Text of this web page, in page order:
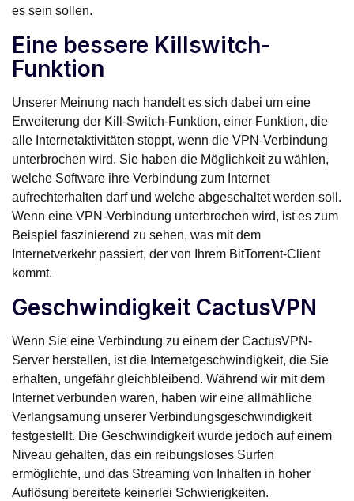
es sein sollen.
Eine bessere Killswitch-
Funktion
Unserer Meinung nach handelt es sich dabei um eine
Erweiterung der Kill-Switch-Funktion, einer Funktion, die
alle Internetaktivitäten stoppt, wenn die VPN-Verbindung
unterbrochen wird. Sie haben die Möglichkeit zu wählen,
welche Software ihre Verbindung zum Internet
aufrechterhalten darf und welche abgeschaltet werden soll.
Wenn eine VPN-Verbindung unterbrochen wird, ist es zum
Beispiel faszinierend zu sehen, was mit dem
Internetverkehr passiert, der von Ihrem BitTorrent-Client
kommt.
Geschwindigkeit CactusVPN
Wenn Sie eine Verbindung zu einem der CactusVPN-
Server herstellen, ist die Internetgeschwindigkeit, die Sie
erhalten, ungefähr gleichbleibend. Während wir mit dem
Internet verbunden waren, haben wir eine allmähliche
Verlangsamung unserer Verbindungsgeschwindigkeit
festgestellt. Die Geschwindigkeit wurde jedoch auf einem
Niveau gehalten, das ein reibungsloses Surfen
ermöglichte, und das Streaming von Inhalten in hoher
Auflösung bereitete keinerlei Schwierigkeiten.